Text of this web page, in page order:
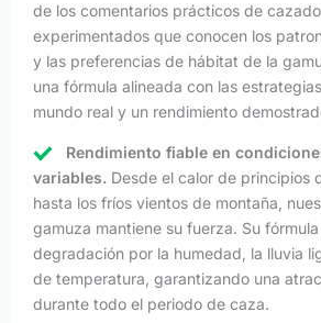
de los comentarios prácticos de
experimentados que conocen los
y las preferencias de hábitat de la
una fórmula alineada con las
mundo real y un rendimiento
Rendimiento fiable en
variables. Desde el calor de principios
hasta los fríos vientos de montaña,
gamuza mantiene su fuerza. Su
degradación por la humedad, la lluvia
de temperatura, garantizando una
durante todo el periodo de caza.